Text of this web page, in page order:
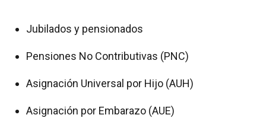
Jubilados y pensionados
Pensiones No Contributivas (PNC)
Asignación Universal por Hijo (AUH)
Asignación por Embarazo (AUE)